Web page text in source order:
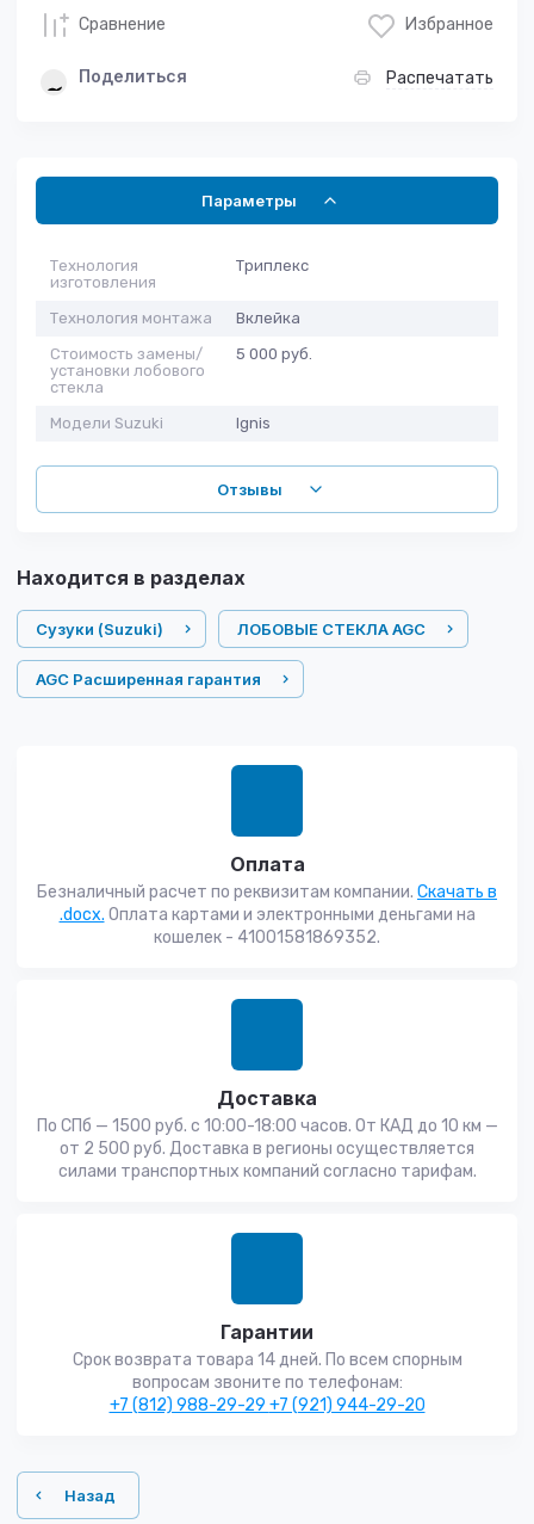
Сравнение Избранное
Поделиться Распечатать
Параметры
Технология
изготовления
Триплекс
Технология монтажа
Вклейка
Стоимость замены/
установки лобового
стекла
5 000 руб.
Модели Suzuki Ignis
Отзывы
Находится в разделах
Сузуки (Suzuki) ЛОБОВЫЕ СТЕКЛА AGC
AGC Расширенная гарантия
Оплата
Безналичный расчет по реквизитам компании. Скачать в
.docx. Оплата картами и электронными деньгами на
кошелек - 41001581869352.
Доставка
По СПб — 1500 руб. с 10:00-18:00 часов. От КАД до 10 км —
от 2 500 руб. Доставка в регионы осуществляется
силами транспортных компаний согласно тарифам.
Гарантии
Срок возврата товара 14 дней. По всем спорным
вопросам звоните по телефонам:
+7 (812) 988-29-29 +7 (921) 944-29-20
Назад